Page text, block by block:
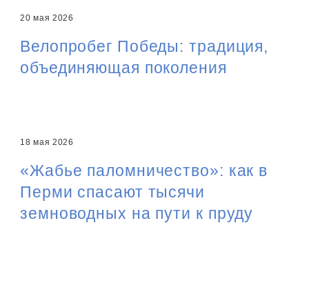
20 мая 2026
Велопробег Победы: традиция,
объединяющая поколения
18 мая 2026
«Жабье паломничество»: как в
Перми спасают тысячи
земноводных на пути к пруду